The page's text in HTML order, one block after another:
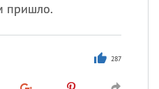
пришло.
287